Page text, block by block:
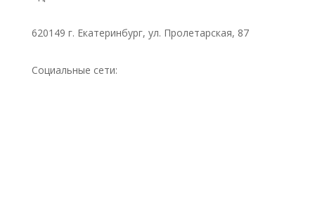
620149 г. Екатеринбург, ул. Пролетарская, 87
Социальные сети: